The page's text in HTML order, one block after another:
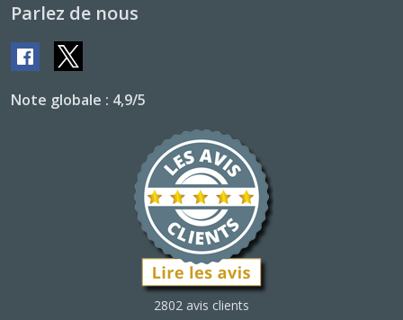
Parlez de nous
Note globale : 4,9/5
2802 avis clients